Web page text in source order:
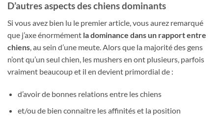
D’autres aspects des chiens dominants
Si vous avez bien lu le premier article, vous aurez remarqué
que j’axe énormément la dominance dans un rapport entre
chiens, au sein d’une meute. Alors que la majorité des gens
n’ont qu’un seul chien, les mushers en ont plusieurs, parfois
vraiment beaucoup et il en devient primordial de :
d’avoir de bonnes relations entre les chiens
et/ou de bien connaitre les affinités et la position